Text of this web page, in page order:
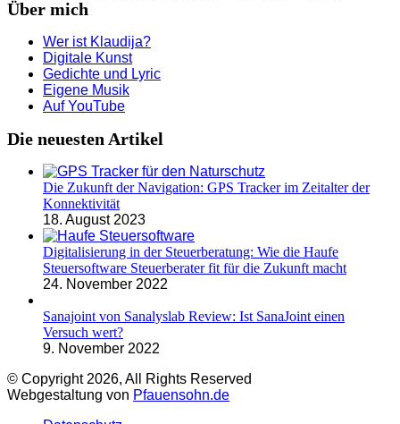
Über mich
Wer ist Klaudija?
Digitale Kunst
Gedichte und Lyric
Eigene Musik
Auf YouTube
Die neuesten Artikel
Die Zukunft der Navigation: GPS Tracker im Zeitalter der
Konnektivität
18. August 2023
Digitalisierung in der Steuerberatung: Wie die Haufe
Steuersoftware Steuerberater fit für die Zukunft macht
24. November 2022
Sanajoint von Sanalyslab Review: Ist SanaJoint einen
Versuch wert?
9. November 2022
© Copyright 2026, All Rights Reserved
Webgestaltung von Pfauensohn.de